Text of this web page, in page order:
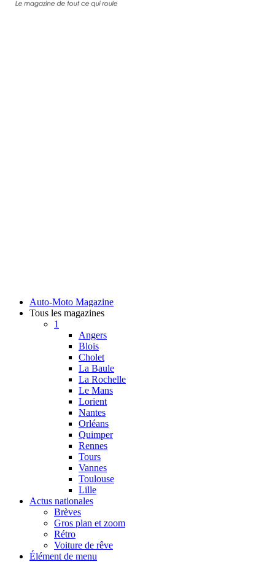
Auto-Moto Magazine
Tous les magazines
1
Angers
Blois
Cholet
La Baule
La Rochelle
Le Mans
Lorient
Nantes
Orléans
Quimper
Rennes
Tours
Vannes
Toulouse
Lille
Actus nationales
Brèves
Gros plan et zoom
Rétro
Voiture de rêve
Élément de menu